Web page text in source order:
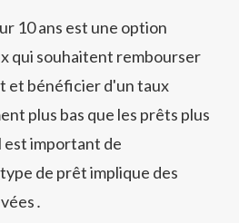
10 ans est une option
qui souhaitent rembourser
et bénéficier d'un taux
plus bas que les prêts plus
est important de
de prêt implique des